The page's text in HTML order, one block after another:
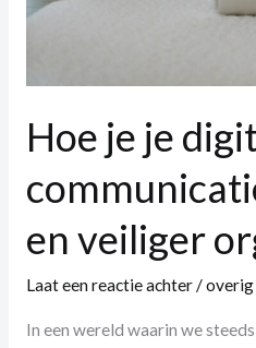
Hoe je je
en veiliger
Laat een reactie achter/overig
In een wereld waarin we